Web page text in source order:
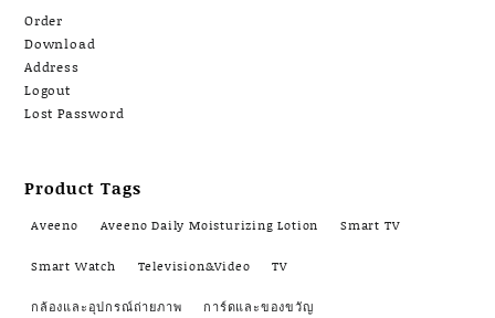
Order
Download
Address
Logout
Lost Password
Product Tags
Aveeno Aveeno Daily Moisturizing Lotion Smart TV
Smart Watch Television&Video TV
กล้องและอุปกรณ์ถ่ายภาพ การ์ดและของขวัญ